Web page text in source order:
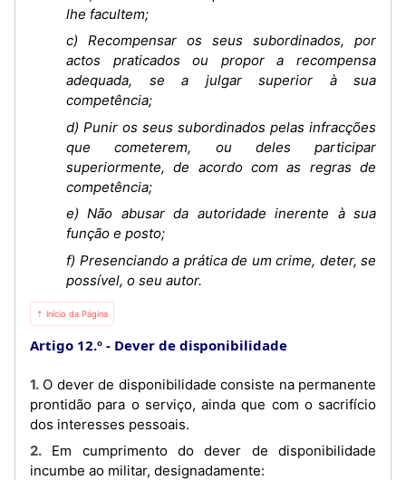
lhe facultem;
c) Recompensar os seus subordinados, por
actos praticados ou propor a recompensa
adequada, se a julgar superior à sua
competência;
d) Punir os seus subordinados pelas infracções
que cometerem, ou deles participar
superiormente, de acordo com as regras de
competência;
e) Não abusar da autoridade inerente à sua
função e posto;
f) Presenciando a prática de um crime, deter, se
possível, o seu autor.
⇡ Início da Página
Artigo 12.º Dever de disponibilidade
1. O dever de disponibilidade consiste na permanente
prontidão para o serviço, ainda que com o sacrifício
dos interesses pessoais.
2. Em cumprimento do dever de disponibilidade
incumbe ao militar, designadamente: